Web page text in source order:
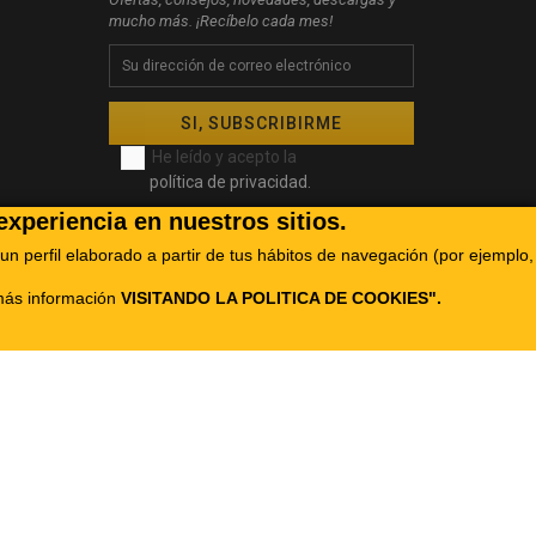
mucho más. ¡Recíbelo cada mes!
He leído y acepto la
política de privacidad.
en nuestros sitios.
perfil elaborado a partir de tus hábitos de navegación (por ejemplo,
información VISITANDO LA POLITICA DE COOKIES".